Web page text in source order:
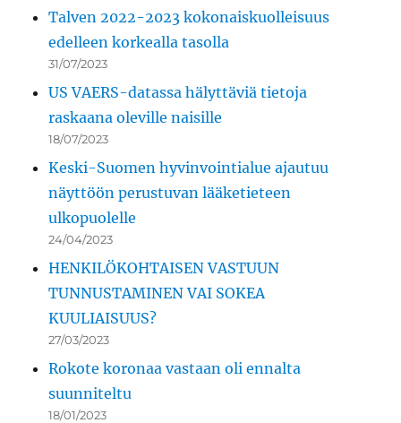
Talven 2022-2023 kokonaiskuolleisuus
edelleen korkealla tasolla
31/07/2023
US VAERS-datassa hälyttäviä tietoja
raskaana oleville naisille
18/07/2023
Keski-Suomen hyvinvointialue ajautuu
näyttöön perustuvan lääketieteen
ulkopuolelle
24/04/2023
HENKILÖKOHTAISEN VASTUUN
TUNNUSTAMINEN VAI SOKEA
KUULIAISUUS?
27/03/2023
Rokote koronaa vastaan oli ennalta
suunniteltu
18/01/2023